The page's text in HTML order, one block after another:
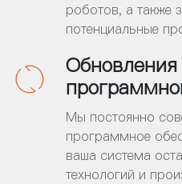
роботов, а также
потенциальные
Мы постоянно
программное
ваша система
технологий и